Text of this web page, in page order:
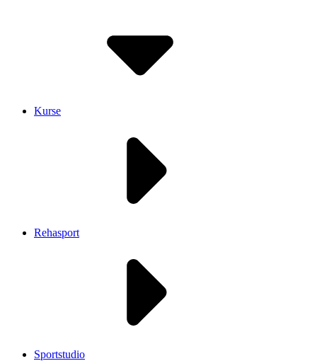
Kurse
Rehasport
Sportstudio